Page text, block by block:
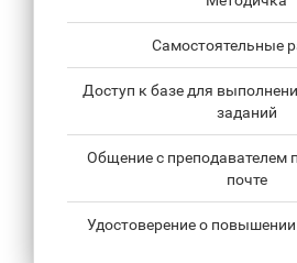
Самостоятельные
Доступ к базе для
заданий
Общение с преподавателем
почте
Удостоверение о